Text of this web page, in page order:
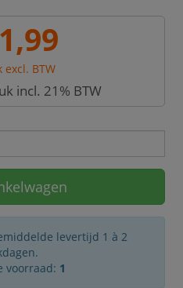
excl. BTW
incl. 21% BTW
levertijd 1 à 2
voorraad: 1